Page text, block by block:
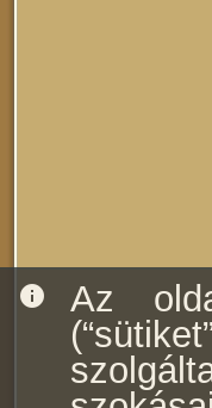
info
Az